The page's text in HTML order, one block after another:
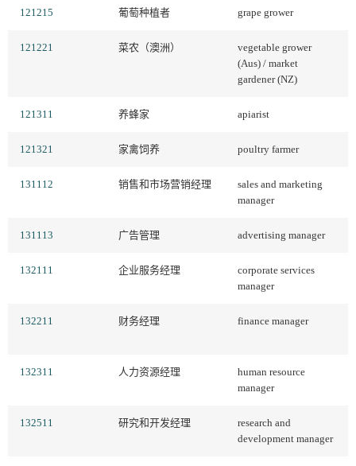
121215 葡萄种植者 grape grower
121221 菜农（澳洲）
vegetable grower
(Aus) / market
gardener (NZ)
121311 养蜂家 apiarist
121321 家禽饲养 poultry farmer
131112 销售和市场营销经理
sales and marketing
manager
131113 广告管理 advertising manager
132111 企业服务经理
corporate services
manager
132211 财务经理 finance manager
132311 人力资源经理
human resource
manager
132511 研究和开发经理
research and
development manager